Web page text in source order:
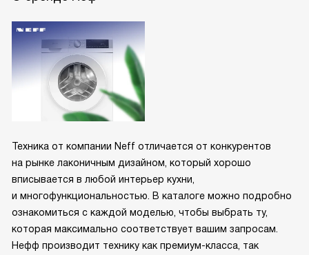
Техника от компании Neff отличается от конкурентов
на рынке лаконичным дизайном, который хорошо
вписывается в любой интерьер кухни,
и многофункциональностью. В каталоге можно подробно
ознакомиться с каждой моделью, чтобы выбрать ту,
которая максимально соответствует вашим запросам.
Нефф производит технику как премиум-класса, так